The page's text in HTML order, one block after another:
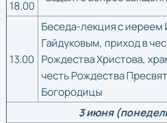
18.00
13.00
Беседа-лекция с иереем
Гайдуковым, приход в
Рождества Христова,
честь Рождества
Богородицы
3 июня